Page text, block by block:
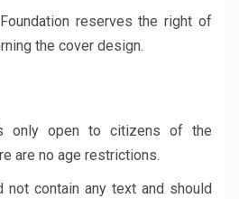
reserves the right of
the cover design.
only open to citizens of the
are no age restrictions.
not contain any text and should